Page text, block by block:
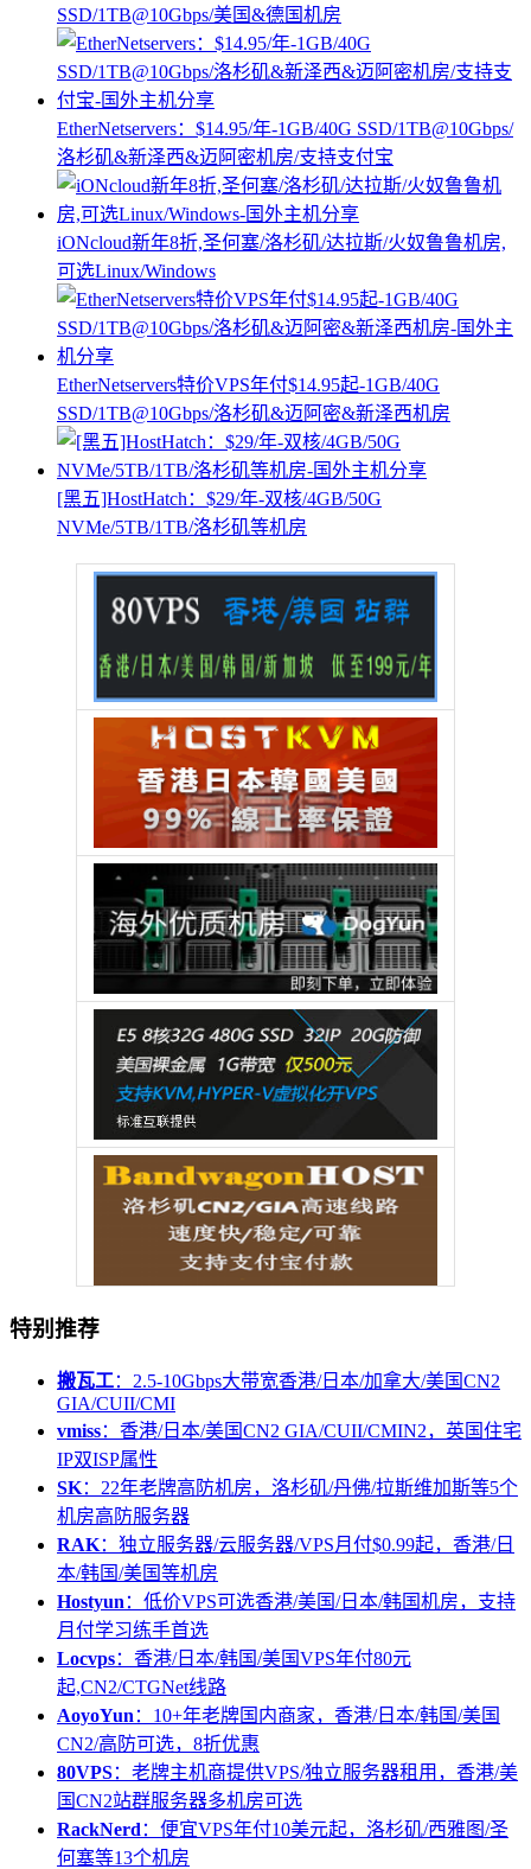
SSD/1TB@10Gbps/美国&德国机房
EtherNetservers：$14.95/年-1GB/40G SSD/1TB@10Gbps/
洛杉矶&新泽西&迈阿密机房/支持支付宝
iONcloud新年8折,圣何塞/洛杉矶/达拉斯/火奴鲁鲁机房,
可选Linux/Windows
EtherNetservers特价VPS年付$14.95起-1GB/40G
SSD/1TB@10Gbps/洛杉矶&迈阿密&新泽西机房
[黑五]HostHatch：$29/年-双核/4GB/50G
NVMe/5TB/1TB/洛杉矶等机房
特别推荐
搬瓦工：2.5-10Gbps大带宽香港/日本/加拿大/美国CN2
GIA/CUII/CMI
vmiss：香港/日本/美国CN2 GIA/CUII/CMIN2，英国住宅
IP双ISP属性
SK：22年老牌高防机房，洛杉矶/丹佛/拉斯维加斯等5个
机房高防服务器
RAK：独立服务器/云服务器/VPS月付$0.99起，香港/日
本/韩国/美国等机房
Hostyun ：低价VPS可选香港/美国/日本/韩国机房，支持
月付学习练手首选
Locvps：香港/日本/韩国/美国VPS年付80元
起,CN2/CTGNet线路
AoyoYun ：10+年老牌国内商家，香港/日本/韩国/美国
CN2/高防可选，8折优惠
80VPS：老牌主机商提供VPS/独立服务器租用，香港/美
国CN2站群服务器多机房可选
RackNerd ：便宜VPS年付10美元起，洛杉矶/西雅图/圣
何塞等13个机房